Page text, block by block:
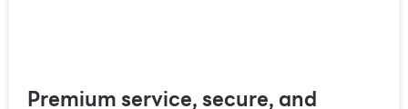
Premium service, secure, and